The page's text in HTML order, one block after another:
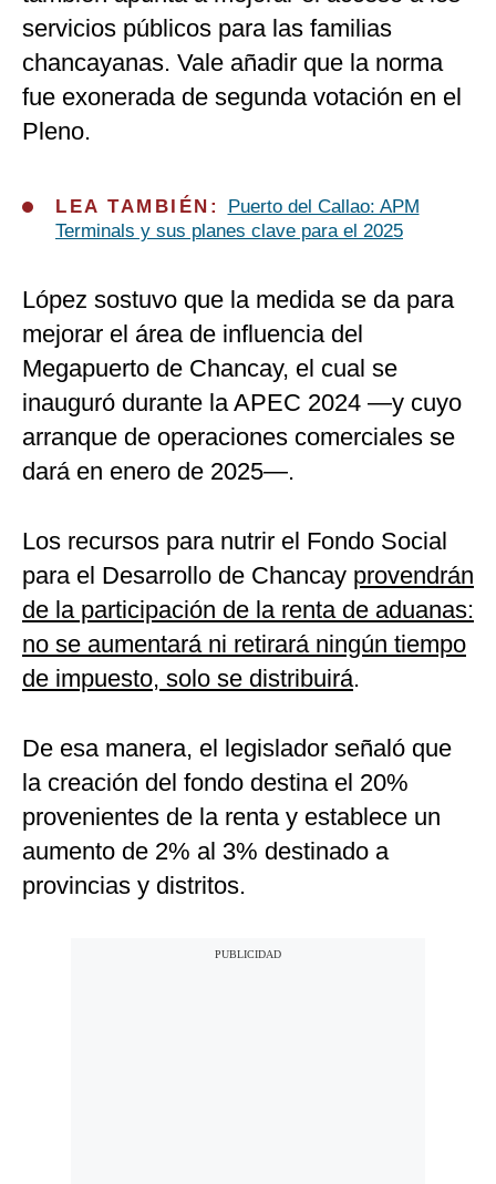
servicios públicos para las familias
chancayanas. Vale añadir que la norma
fue exonerada de segunda votación en el
Pleno.
LEA TAMBIÉN:
Puerto del Callao: APM
Terminals y sus planes clave para el 2025
López sostuvo que la medida se da para
mejorar el área de influencia del
Megapuerto de Chancay, el cual se
inauguró durante la APEC 2024 —y cuyo
arranque de operaciones comerciales se
dará en enero de 2025—.
Los recursos para nutrir el Fondo Social
para el Desarrollo de Chancay provendrán
de la participación de la renta de aduanas:
no se aumentará ni retirará ningún tiempo
de impuesto, solo se distribuirá.
De esa manera, el legislador señaló que
la creación del fondo destina el 20%
provenientes de la renta y establece un
aumento de 2% al 3% destinado a
provincias y distritos.